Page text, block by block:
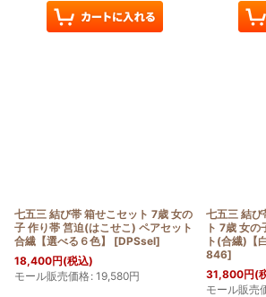
七五三 結び帯 箱せこセット 7歳 女の
子 作り帯 筥迫(はこせこ) ペアセット
合繊【選べる６色】
[DPSsel]
18,400円(税込)
モール販売価格: 19,580円
七五三 結び
ト 7歳 女
ト(合繊)【
846]
31,800円(
モール販売